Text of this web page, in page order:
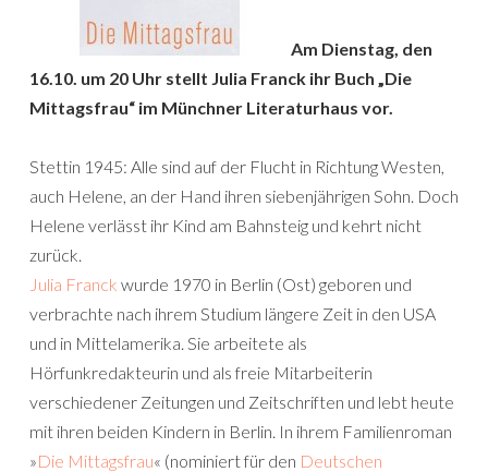
Am Dienstag, den
16.10. um 20 Uhr stellt Julia Franck ihr Buch „Die
Mittagsfrau“ im Münchner Literaturhaus vor.
Stettin 1945: Alle sind auf der Flucht in Richtung Westen,
auch Helene, an der Hand ihren siebenjährigen Sohn. Doch
Helene verlässt ihr Kind am Bahnsteig und kehrt nicht
zurück.
Julia Franck wurde 1970 in Berlin (Ost) geboren und
verbrachte nach ihrem Studium längere Zeit in den USA
und in Mittelamerika. Sie arbeitete als
Hörfunkredakteurin und als freie Mitarbeiterin
verschiedener Zeitungen und Zeitschriften und lebt heute
mit ihren beiden Kindern in Berlin. In ihrem Familienroman
»Die Mittagsfrau« (nominiert für den Deutschen